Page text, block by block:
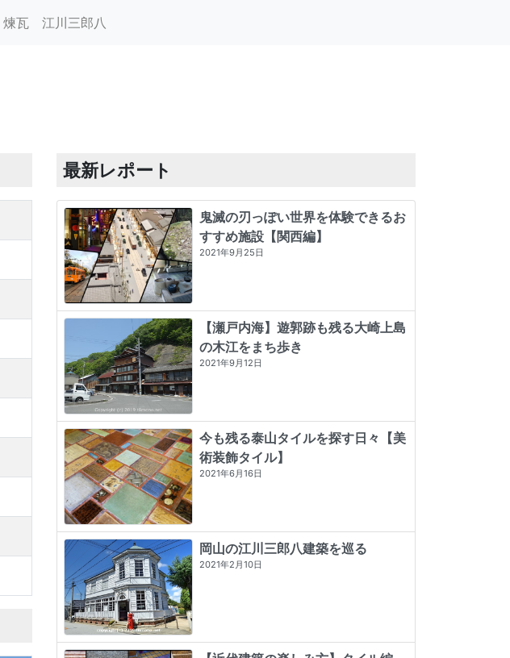
煉瓦 江川三郎八
最新レポート
鬼滅の刃っぽい世界を体験できるお
すすめ施設【関西編】
2021年9月25日
【瀬戸内海】遊郭跡も残る大崎上島
の木江をまち歩き
2021年9月12日
今も残る泰山タイルを探す日々【美
術装飾タイル】
2021年6月16日
岡山の江川三郎八建築を巡る
2021年2月10日